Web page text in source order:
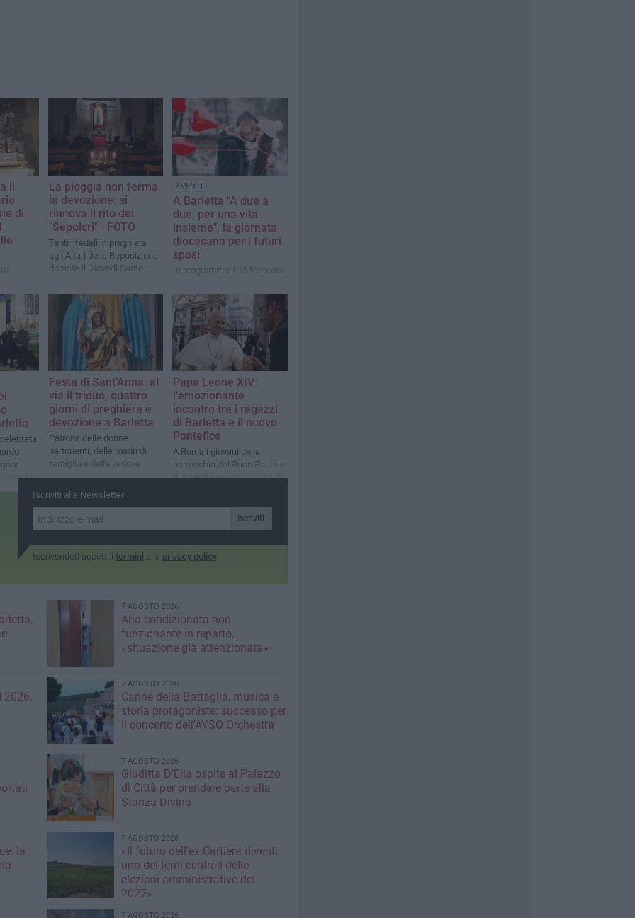
il
di
La pioggia non ferma
la devozione: si
rinnova il rito dei
"Sepolcri" - FOTO
Tanti i fedeli in preghiera
agli Altari della Reposizione
durante il Giovedì Santo
EVENTI
A Barletta "A due a
due, per una vita
insieme", la giornata
diocesana per i futuri
sposi
In programma il 15 febbraio
presso la
Festa di Sant’Anna: al
via il triduo, quattro
giorni di preghiera e
devozione a Barletta
Patrona delle donne
partorienti, delle madri di
famiglia e delle vedove
Papa Leone XIV:
l'emozionante
incontro tra i ragazzi
di Barletta e il nuovo
Pontefice
A Roma i giovani della
parrocchia del Buon Pastore
di Barletta accompagnati da
Iscriviti alla Newsletter
Iscriviti
Iscrivendoti accetti i termini e la privacy policy
7 AGOSTO 2026
Aria condizionata non
funzionante in reparto,
«situazione già attenzionata»
2026,
7 AGOSTO 2026
Canne della Battaglia, musica e
storia protagoniste: successo per
il concerto dell’AYSO Orchestra
7 AGOSTO 2026
Giuditta D’Elia ospite al Palazzo
di Città per prendere parte alla
Stanza Divina
la
7 AGOSTO 2026
«Il futuro dell'ex Cartiera diventi
uno dei temi centrali delle
elezioni amministrative del
2027»
7 AGOSTO 2026